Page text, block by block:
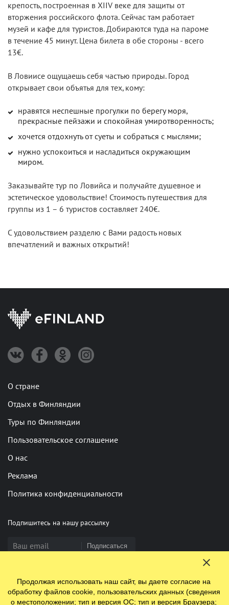
крепость, построенная в XIIV веке для защиты от
вторжения российского флота. Сейчас там работает
музей и кафе для туристов. Добираются туда на пароме
в течение 45 минут. Цена билета в обе стороны - всего
13€.
В Ловиисе ощущаешь себя частью природы. Город
открывает свои объятья для тех, кому:
нравятся неспешные прогулки по берегу моря,
прекрасные пейзажи и спокойная умиротворенность;
хочется отдохнуть от суеты и собраться с мыслями;
нужно успокоиться и насладиться окружающим
миром.
Заказывайте тур по Ловийса и получайте душевное и
эстетическое удовольствие! Стоимость путешествия для
группы из 1 – 6 туристов составляет 240€.
С удовольствием разделю с Вами радость новых
впечатлений и важных открытий!
О стране
Отдых в Финляндии
Туры по Финляндии
Пользовательское соглашение
О нас
Реклама
Политика конфиденциальности
Подпишитесь на нашу рассылку
Подписаться
Нашли опечатку? Выделите фрагмент и нажмите Ctrl+Enter
Продолжая использовать наш сайт, вы даете согласие на
обработку файлов cookie, пользовательских данных (сведения
о местоположении; тип и версия ОС; тип и версия Браузера;